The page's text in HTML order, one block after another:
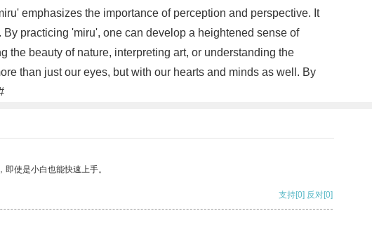
emphasizes the importance of perception and perspective. It
practicing 'miru', one can develop a heightened sense of
beauty of nature, interpreting art, or understanding the
than just our eyes, but with our hearts and minds as well. By
使是小白也能快速上手。
支持[0] 反对[0]